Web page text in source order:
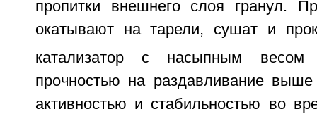
пропитки внешнего слоя гранул.
окатывают на тарели, сушат и
катализатор с насыпным
прочностью на раздавливание
активностью и стабильностью во